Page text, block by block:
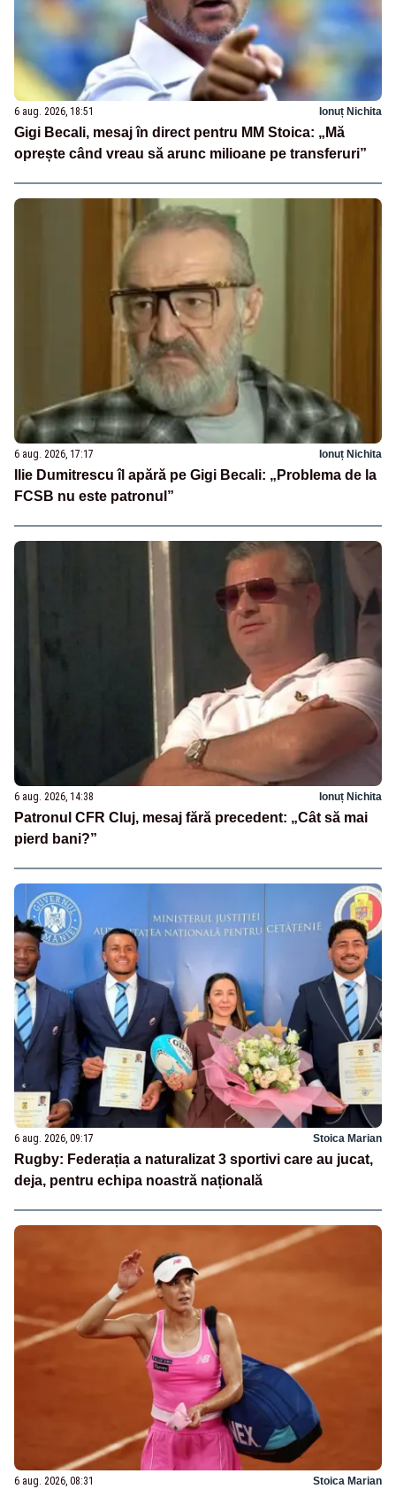
6 aug. 2026, 18:51 Ionuț Nichita
Gigi Becali, mesaj în direct pentru MM Stoica: „Mă
oprește când vreau să arunc milioane pe transferuri”
6 aug. 2026, 17:17 Ionuț Nichita
Ilie Dumitrescu îl apără pe Gigi Becali: „Problema de la
FCSB nu este patronul”
6 aug. 2026, 14:38 Ionuț Nichita
Patronul CFR Cluj, mesaj fără precedent: „Cât să mai
pierd bani?”
6 aug. 2026, 09:17 Stoica Marian
Rugby: Federația a naturalizat 3 sportivi care au jucat,
deja, pentru echipa noastră națională
6 aug. 2026, 08:31 Stoica Marian